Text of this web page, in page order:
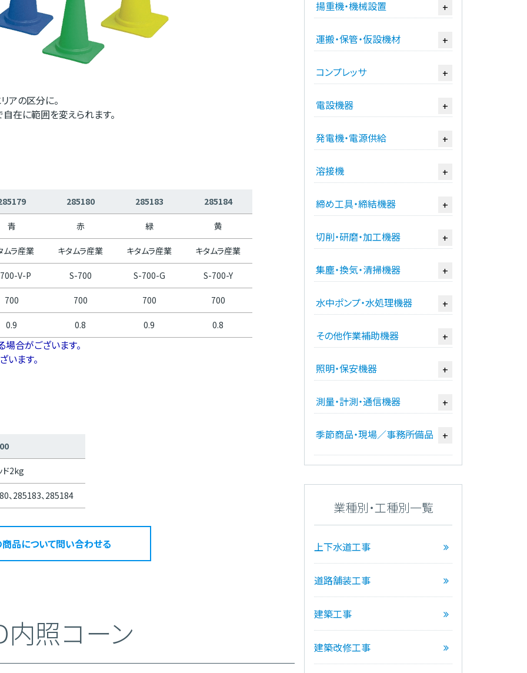
アの区分に。
在に範囲を変えられます。
285180 285183 285184
青 赤 緑 黄
ムラ産業 キタムラ産業 キタムラ産業 キタムラ産業
V-P S-700 S-700-G S-700-Y
700 700 700 700
0.9 0.8 0.9 0.8
合がございます。
います。
ド2kg
、285183、285184
商品について問い合わせる
内照コーン
揚重機・機械設置 +
運搬・保管・仮設機材 +
コンプレッサ +
電設機器 +
発電機・電源供給 +
溶接機 +
締め工具・締結機器 +
切削・研磨・加工機器 +
集塵・換気・清掃機器 +
水中ポンプ・水処理機器 +
その他作業補助機器 +
照明・保安機器 +
測量・計測・通信機器 +
季節商品・現場／事務所備品 +
業種別・工種別一覧
上下水道工事
道路舗装工事
建築工事
建築改修工事